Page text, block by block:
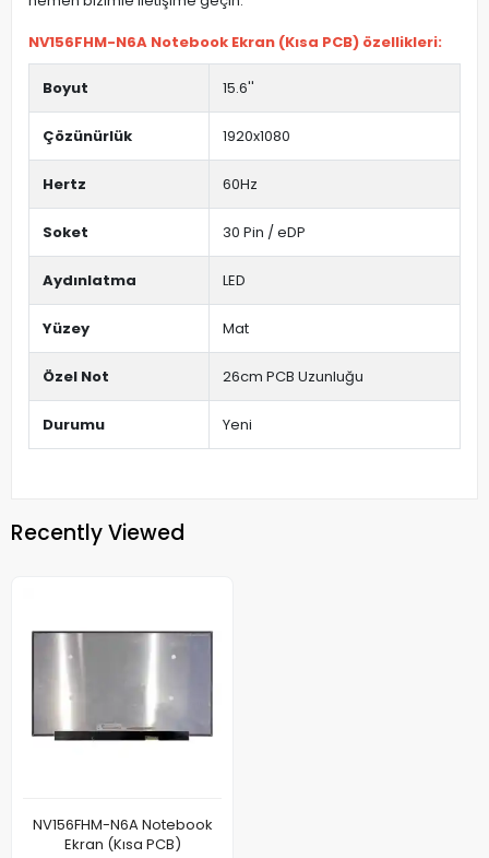
NV156FHM-N6A Notebook Ekran (Kısa PCB) özellikleri:
Boyut 15.6''
Çözünürlük 1920x1080
Hertz 60Hz
Soket 30 Pin / eDP
Aydınlatma LED
Yüzey Mat
Özel Not 26cm PCB Uzunluğu
Durumu Yeni
Recently Viewed
NV156FHM-N6A Notebook
Ekran (Kısa PCB)